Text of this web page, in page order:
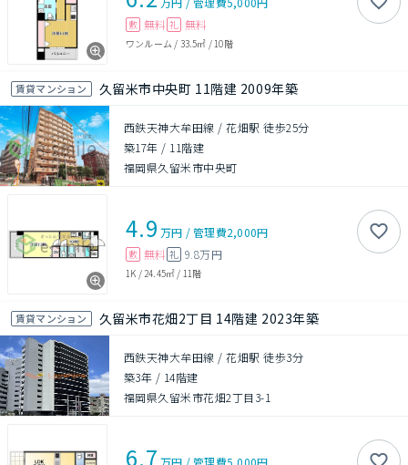
敷 無料 礼 無料
ワンルーム / 33.5㎡ / 10階
賃貸マンション 久留米市中央町 11階建 2009年築
西鉄天神大牟田線 / 花畑駅 徒歩25分
築17年 / 11階建
福岡県久留米市中央町
4.9 万円 /管理費2,000円
敷 無料 礼 9.8万円
1K / 24.45㎡ / 11階
賃貸マンション 久留米市花畑2丁目 14階建 2023年築
西鉄天神大牟田線 / 花畑駅 徒歩3分
築3年 / 14階建
福岡県久留米市花畑2丁目3-1
6.7 万円 /管理費5,000円